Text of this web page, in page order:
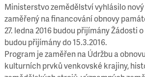
KONTAKT
Ministerstvo zemědělství vyhlásilo
zaměřený na financování obnovy
27. ledna 2016 budou přijímány Žádosti
budou přijímány do 15.3.2016.
Program je zaměřen na Údržbu a
kulturních prvků venkovské krajiny,